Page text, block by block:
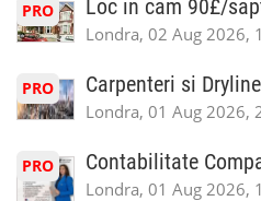
PRO Loc in cam 90£/
Londra, 02 Aug 2026,
PRO Carpenteri si
Londra, 01 Aug 2026,
PRO Contabilitate
Londra, 01 Aug 2026,